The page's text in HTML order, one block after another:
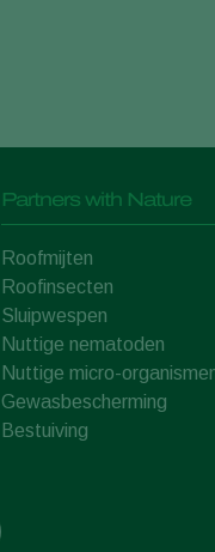
Partners with Nature
Roofmijten
Roofinsecten
Sluipwespen
Nuttige nematoden
Nuttige micro-
Gewasbescherming
Bestuiving